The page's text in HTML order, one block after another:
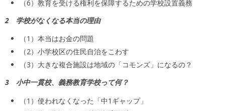
（6）教育を受ける権利を保障するための学校設置義務
2 学校がなくなる本当の理由
（1）本当はお金の問題
（2）小学校区の住民自治をこわす
（3）大きな複合施設は地域の「コモンズ」になるの？
3 小中一貫校、義務教育学校って何？
（1）使われなくなった「中1ギャップ」